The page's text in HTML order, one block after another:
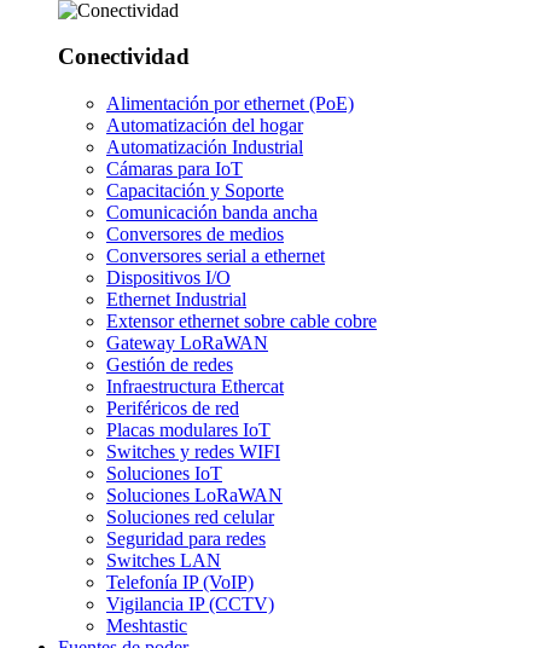
Conectividad
Alimentación por ethernet (PoE)
Automatización del hogar
Automatización Industrial
Cámaras para IoT
Capacitación y Soporte
Comunicación banda ancha
Conversores de medios
Conversores serial a ethernet
Dispositivos I/O
Ethernet Industrial
Extensor ethernet sobre cable cobre
Gateway LoRaWAN
Gestión de redes
Infraestructura Ethercat
Periféricos de red
Placas modulares IoT
Switches y redes WIFI
Soluciones IoT
Soluciones LoRaWAN
Soluciones red celular
Seguridad para redes
Switches LAN
Telefonía IP (VoIP)
Vigilancia IP (CCTV)
Meshtastic